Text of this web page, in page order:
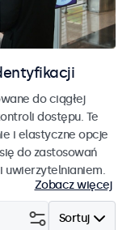
do ciągłej
dostępu. Te
i elastyczne opcje
do zastosowań
uwierzytelnianiem.
Zobacz więcej
Sortuj